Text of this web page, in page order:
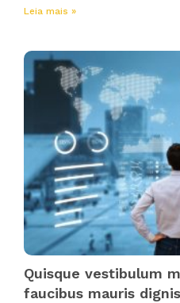
Leia mais »
Quisque vestibulum
faucibus mauris